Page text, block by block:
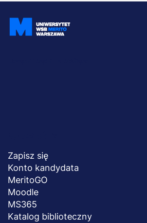
stopka
Zapisz się
Konto kandydata
MeritoGO
Moodle
MS365
Katalog biblioteczny